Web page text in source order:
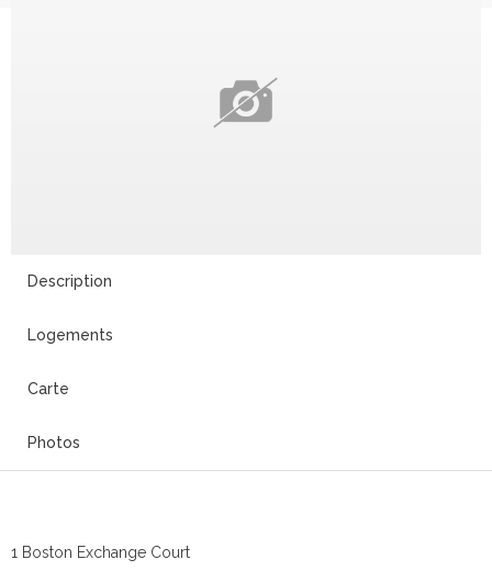
Description
Logements
Carte
Photos
1 Boston Exchange Court